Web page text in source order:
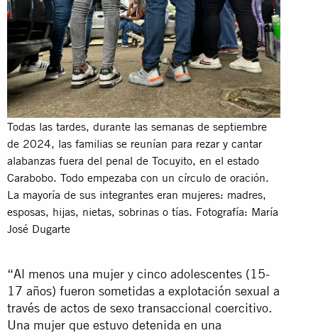
Todas las tardes, durante las semanas de septiembre
de 2024, las familias se reunían para rezar y cantar
alabanzas fuera del penal de Tocuyito, en el estado
Carabobo. Todo empezaba con un círculo de oración.
La mayoría de sus integrantes eran mujeres: madres,
esposas, hijas, nietas, sobrinas o tías. Fotografía: María
José Dugarte
“Al menos una mujer y cinco adolescentes (15-
17 años) fueron sometidas a explotación sexual a
través de actos de sexo transaccional coercitivo.
Una mujer que estuvo detenida en una